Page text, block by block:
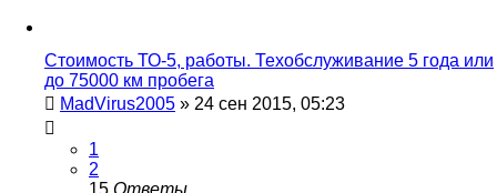
Стоимость ТО-5, работы. Техобслуживание 5 года или
до 75000 км пробега
MadVirus2005 » 24 сен 2015, 05:23
1
2
15 Ответы